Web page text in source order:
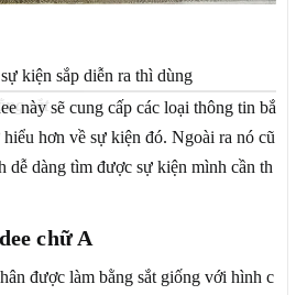
kiện sắp diễn ra thì dùng
sắt
này sẽ cung cấp các loại thông tin bắ
hơn về sự kiện đó. Ngoài ra nó cũ
dễ dàng tìm được sự kiện mình cần th
chữ A
được làm bằng sắt giống với hình c